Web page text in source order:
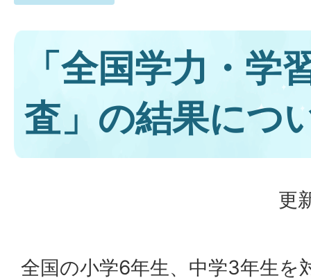
「全国学力・学
査」の結果につ
更
全国の小学6年生、中学3年生を